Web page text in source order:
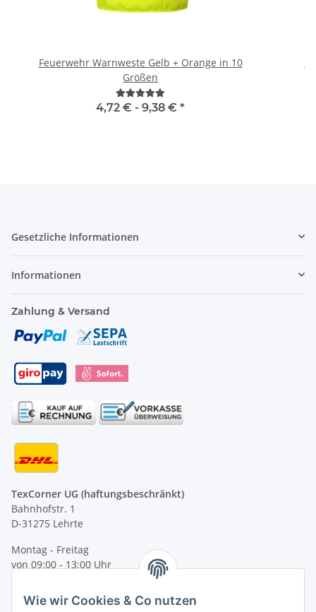
Feuerwehr Warnweste Gelb + Orange in 10
Größen
4,72 € - 9,38 € *
Gesetzliche Informationen
Informationen
Zahlung & Versand
TexCorner UG (haftungsbeschränkt)
Bahnhofstr. 1
D-31275 Lehrte
Montag - Freitag
von 09:00 - 13:00 Uhr
Tel: +49 (0) 5132 8230689
Wie wir Cookies & Co nutzen